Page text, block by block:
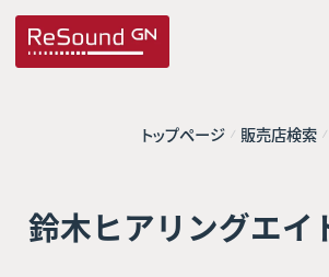
トップページ 販売店検索
鈴木ヒアリングエイ